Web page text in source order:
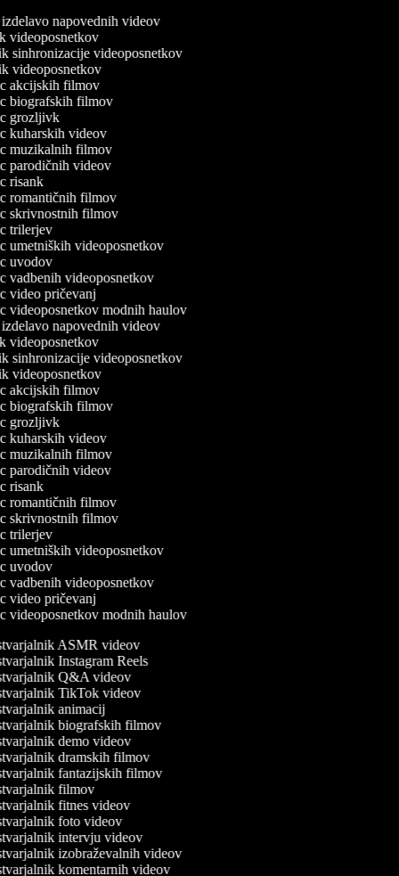
izdelavo napovednih videov
videoposnetkov
sinhronizacije videoposnetkov
videoposnetkov
akcijskih filmov
biografskih filmov
grozljivk
kuharskih videov
muzikalnih filmov
parodičnih videov
risank
romantičnih filmov
skrivnostnih filmov
trilerjev
umetniških videoposnetkov
uvodov
vadbenih videoposnetkov
video pričevanj
videoposnetkov modnih haulov
izdelavo napovednih videov
videoposnetkov
sinhronizacije videoposnetkov
videoposnetkov
akcijskih filmov
biografskih filmov
grozljivk
kuharskih videov
muzikalnih filmov
parodičnih videov
risank
romantičnih filmov
skrivnostnih filmov
trilerjev
umetniških videoposnetkov
uvodov
vadbenih videoposnetkov
video pričevanj
videoposnetkov modnih haulov
ASMR videov
Instagram Reels
Q&A videov
TikTok videov
animacij
biografskih filmov
demo videov
dramskih filmov
fantazijskih filmov
filmov
fitnes videov
foto videov
intervju videov
izobraževalnih videov
komentarnih videov